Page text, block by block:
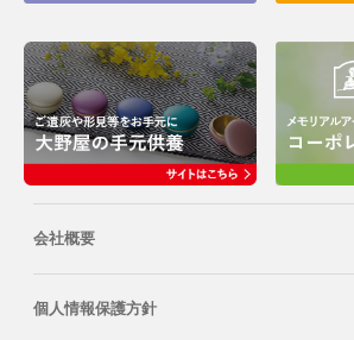
会社概要
個人情報保護方針